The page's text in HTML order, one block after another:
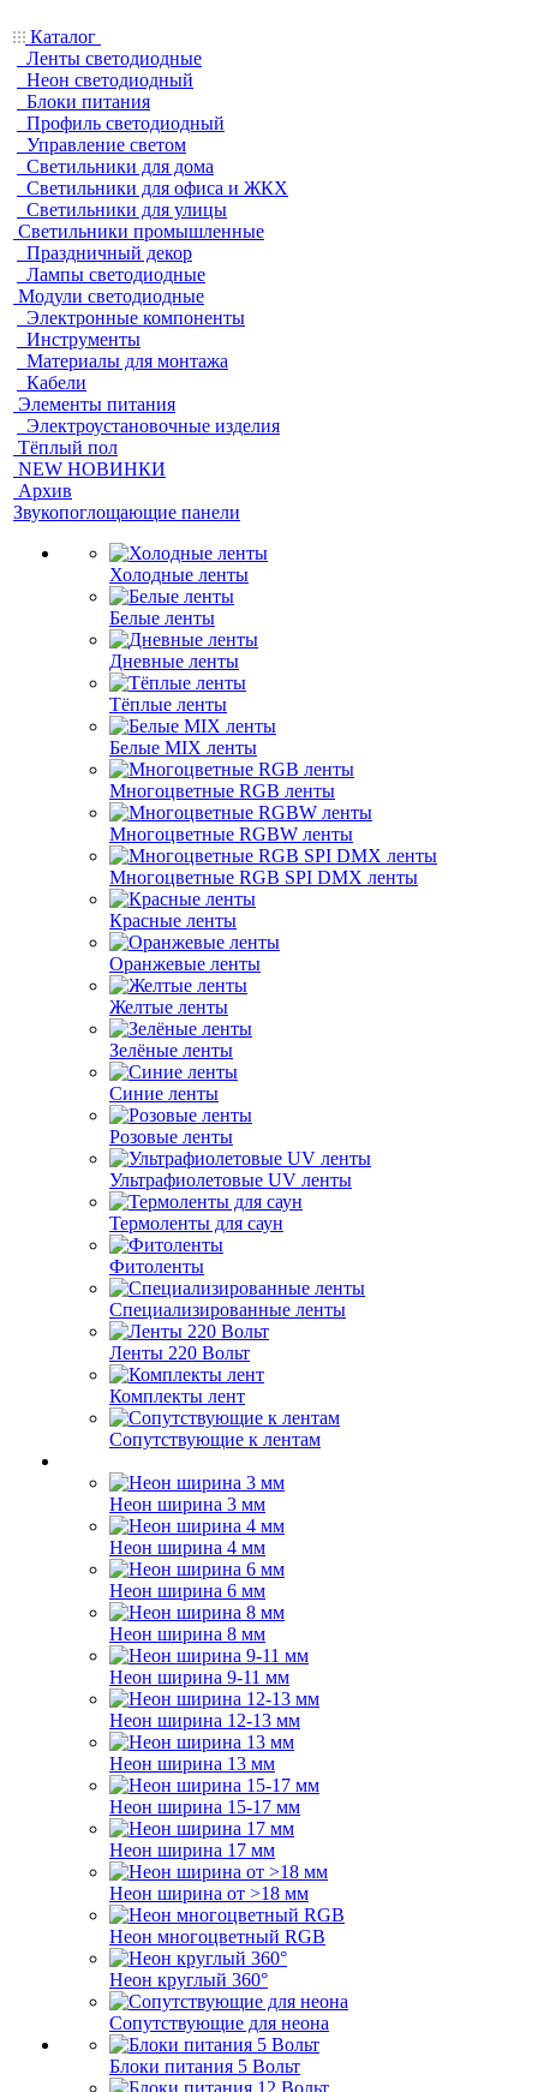
Каталог
Ленты светодиодные
Неон светодиодный
Блоки питания
Профиль светодиодный
Управление светом
Светильники для дома
Светильники для офиса и ЖКХ
Светильники для улицы
Светильники промышленные
Праздничный декор
Лампы светодиодные
Модули светодиодные
Электронные компоненты
Инструменты
Материалы для монтажа
Кабели
Элементы питания
Электроустановочные изделия
Тёплый пол
NEW НОВИНКИ
Архив
Звукопоглощающие панели
Холодные ленты
Белые ленты
Дневные ленты
Тёплые ленты
Белые MIX ленты
Многоцветные RGB ленты
Многоцветные RGBW ленты
Многоцветные RGB SPI DMX ленты
Красные ленты
Оранжевые ленты
Желтые ленты
Зелёные ленты
Синие ленты
Розовые ленты
Ультрафиолетовые UV ленты
Термоленты для саун
Фитоленты
Специализированные ленты
Ленты 220 Вольт
Комплекты лент
Сопутствующие к лентам
Неон ширина 3 мм
Неон ширина 4 мм
Неон ширина 6 мм
Неон ширина 8 мм
Неон ширина 9-11 мм
Неон ширина 12-13 мм
Неон ширина 13 мм
Неон ширина 15-17 мм
Неон ширина 17 мм
Неон ширина от >18 мм
Неон многоцветный RGB
Неон круглый 360°
Сопутствующие для неона
Блоки питания 5 Вольт